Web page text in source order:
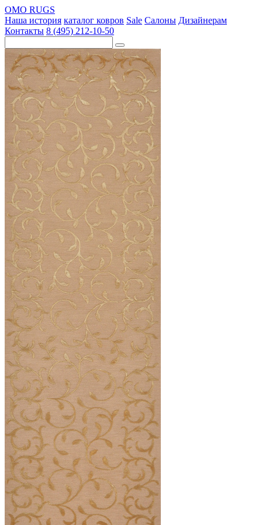
OMO RUGS
Наша история каталог ковров Sale Салоны Дизайнерам
Контакты 8 (495) 212-10-50